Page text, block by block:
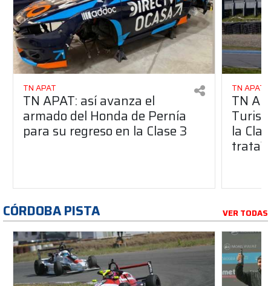
TN APAT
TN APAT: así avanza el
armado del Honda de Pernía
para su regreso en la Clase 3
TN APAT
TN
la
trata?
CÓRDOBA PISTA VER TODAS